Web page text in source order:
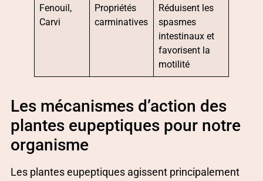
Fenouil,
Carvi
Propriétés
carminatives
Réduisent les
spasmes
intestinaux et
favorisent la
motilité
Les mécanismes d’action des
plantes eupeptiques pour notre
organisme
Les plantes eupeptiques agissent principalement